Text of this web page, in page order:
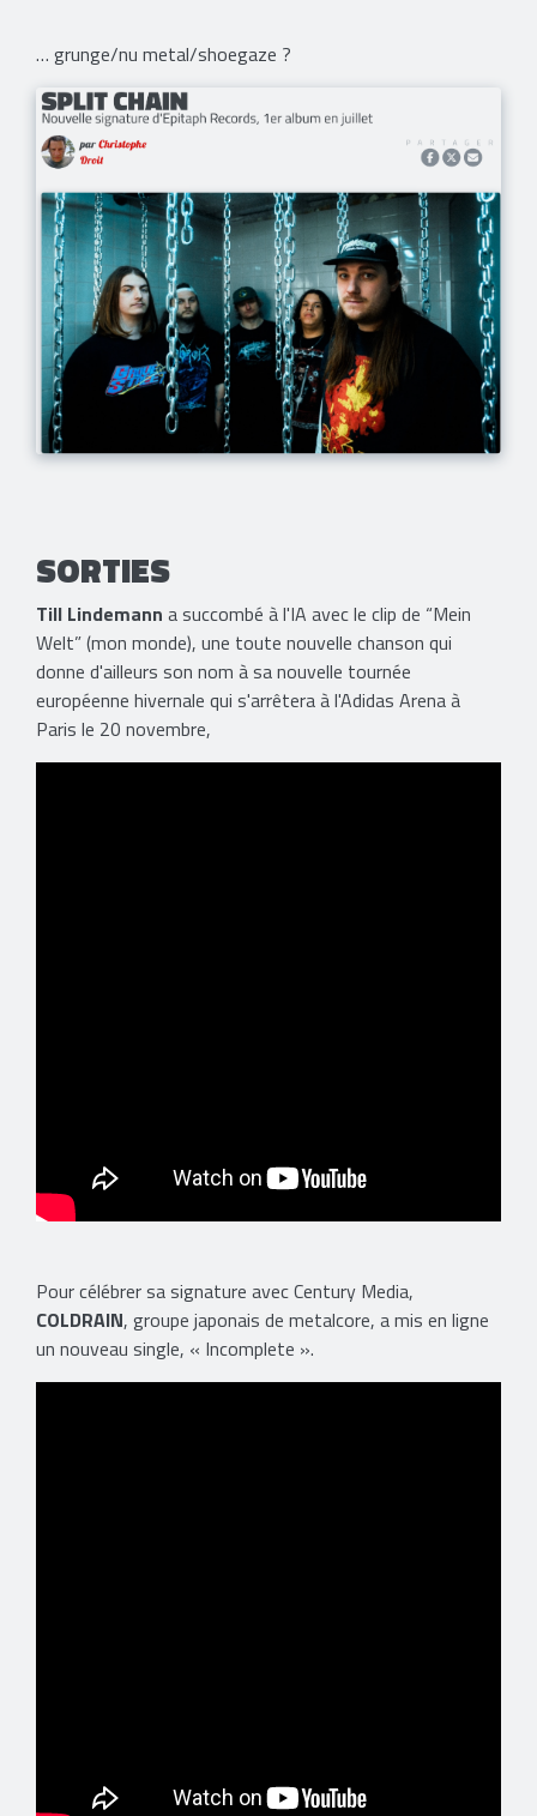
​… grunge/nu metal/shoegaze ?
SORTIES
Till Lindemann a succombé à l'IA avec le clip de “Mein
Welt” (mon monde), une toute nouvelle chanson qui
donne d'ailleurs son nom à sa nouvelle tournée
européenne hivernale qui s'arrêtera à l'Adidas Arena à
Paris le 20 novembre,
Pour célébrer sa signature avec Century Media,
COLDRAIN, groupe japonais de metalcore, a mis en ligne
un nouveau single, « Incomplete ».